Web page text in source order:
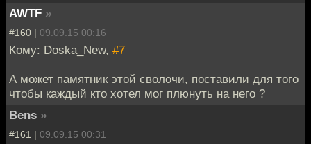
AWTF »
#160 | 09.09.15 00:16
Кому: Doska_New, #7
А может памятник этой сволочи, поставили для того
чтобы каждый кто хотел мог плюнуть на него ?
Bens »
#161 | 09.09.15 00:31